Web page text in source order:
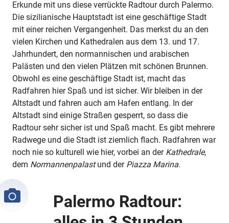
Erkunde mit uns diese verrückte Radtour durch Palermo.
Die sizilianische Hauptstadt ist eine geschäftige Stadt
mit einer reichen Vergangenheit. Das merkst du an den
vielen Kirchen und Kathedralen aus dem 13. und 17.
Jahrhundert, den normannischen und arabischen
Palästen und den vielen Plätzen mit schönen Brunnen.
Obwohl es eine geschäftige Stadt ist, macht das
Radfahren hier Spaß und ist sicher. Wir bleiben in der
Altstadt und fahren auch am Hafen entlang. In der
Altstadt sind einige Straßen gesperrt, so dass die
Radtour sehr sicher ist und Spaß macht. Es gibt mehrere
Radwege und die Stadt ist ziemlich flach. Radfahren war
noch nie so kulturell wie hier, vorbei an der Kathedrale,
dem Normannenpalastund der Piazza Marina.
Palermo Radtour: